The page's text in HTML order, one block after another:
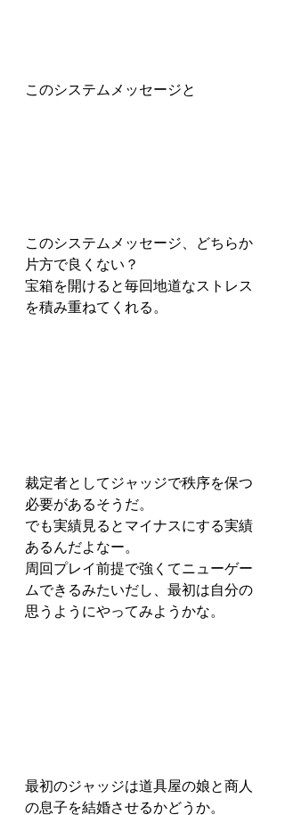
このシステムメッセージと
このシステムメッセージ、どちらか
片方で良くない？
宝箱を開けると毎回地道なストレス
を積み重ねてくれる。
裁定者としてジャッジで秩序を保つ
必要があるそうだ。
でも実績見るとマイナスにする実績
あるんだよなー。
周回プレイ前提で強くてニューゲー
ムできるみたいだし、最初は自分の
思うようにやってみようかな。
最初のジャッジは道具屋の娘と商人
の息子を結婚させるかどうか。